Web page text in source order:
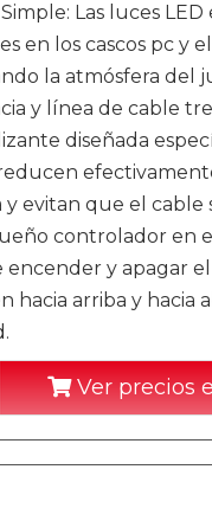
Las luces
en los cascos pc y
la atmósfera del
y línea de cable
diseñada
evitan que el cable
controlador en
encender y apagar el
hacia arriba y hacia
Ver precios